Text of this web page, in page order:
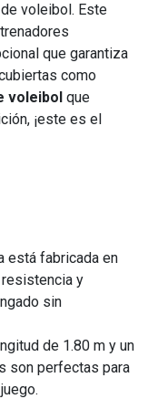
voleibol. Este
que garantiza
como
voleibol que
¡este es el
está fabricada en
y
sin
de 1.80 m y un
son perfectas para